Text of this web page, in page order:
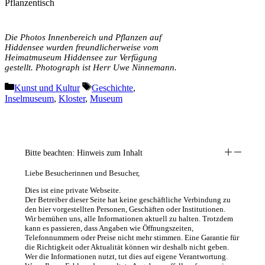
Pflanzentisch
Die Photos Innenbereich und Pflanzen auf
Hiddensee wurden freundlicherweise vom
Heimatmuseum Hiddensee zur Verfügung
gestellt. Photograph ist Herr Uwe Ninnemann.
Kategorien
Kunst und Kultur Schlagwörter
Geschichte,
Inselmuseum, Kloster, Museum
Bitte beachten: Hinweis zum Inhalt
Liebe Besucherinnen und Besucher,
Dies ist eine private Webseite.
Der Betreiber dieser Seite hat keine geschäftliche Verbindung zu
den hier vorgestellten Personen, Geschäften oder Institutionen.
Wir bemühen uns, alle Informationen aktuell zu halten. Trotzdem
kann es passieren, dass Angaben wie Öffnungszeiten,
Telefonnummern oder Preise nicht mehr stimmen. Eine Garantie für
die Richtigkeit oder Aktualität können wir deshalb nicht geben.
Wer die Informationen nutzt, tut dies auf eigene Verantwortung.